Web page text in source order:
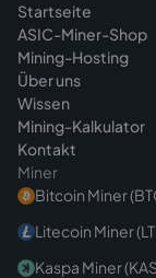
Startseite
ASIC-Miner-Shop
Mining-Hosting
Über uns
Wissen
Mining-Kalkulator
Kontakt
Miner
Bitcoin Miner
Litecoin Miner
Kaspa Miner